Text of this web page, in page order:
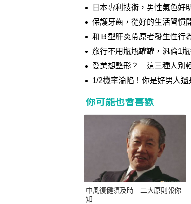
日本專利技術，男性氣色好
保護牙齒，從好的生活習慣
和Ｂ型肝炎帶原者發生性行
旅行不用瓶瓶罐罐，汎倫1瓶
愛美想整形？ 這三種人別
1/2機率淪陷！你是好男人
你可能也會喜歡
中風復健須及時 二大原則報你
知